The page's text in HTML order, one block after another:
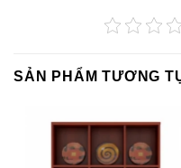
SẢN PHẨM TƯƠNG